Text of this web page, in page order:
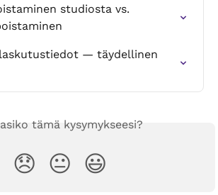
studiosta vs.
— täydellinen
tämä kysymykseesi?
😞 😐 😃